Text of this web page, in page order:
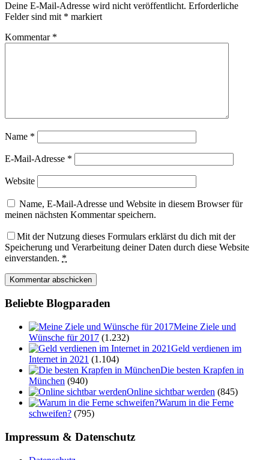
Deine E-Mail-Adresse wird nicht veröffentlicht. Erforderliche
Felder sind mit * markiert
Kommentar *
Name *
E-Mail-Adresse *
Website
Name, E-Mail-Adresse und Website in diesem Browser für
meinen nächsten Kommentar speichern.
Mit der Nutzung dieses Formulars erklärst du dich mit der
Speicherung und Verarbeitung deiner Daten durch diese Website
einverstanden. *
Beliebte Blogparaden
Meine Ziele und
Wünsche für 2017 (1.232)
Geld verdienen im
Internet in 2021 (1.104)
Die besten Krapfen in
München (940)
Online sichtbar werden (845)
Warum in die Ferne
schweifen? (795)
Impressum & Datenschutz